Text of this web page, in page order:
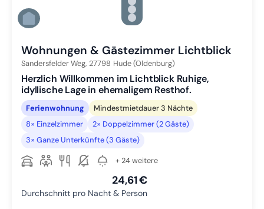
Zu Slide 4 wechseln
Zu Slide 5 wechseln
Zu Slide 6 wechseln
Wohnungen & Gästezimmer Lichtblick
Sandersfelder Weg, 27798 Hude (Oldenburg)
Herzlich Willkommen im Lichtblick Ruhige,
idyllische Lage in ehemaligem Resthof.
Ferienwohnung
Mindestmietdauer 3 Nächte
8× Einzelzimmer
2× Doppelzimmer (2 Gäste)
3× Ganze Unterkünfte (3 Gäste)
+ 24 weitere
24,61 €
Durchschnitt pro Nacht & Person